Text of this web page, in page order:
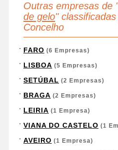
Outras empresas de
de gelo"
Concelho
FARO (6 Empresas)
LISBOA (5 Empresas)
SETÚBAL (2 Empresas)
BRAGA (2 Empresas)
LEIRIA (1 Empresa)
VIANA DO CASTELO (1
AVEIRO (1 Empresa)